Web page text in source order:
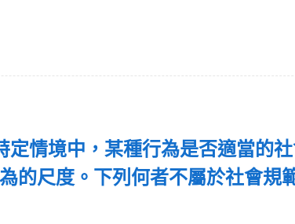
情境中，某種行為是否適當的
的尺度。下列何者不屬於社會規